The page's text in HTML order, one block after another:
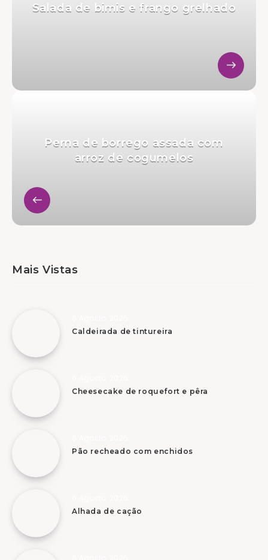
Salada de bimis e frango grelhado
Perna de borrego assada com
arroz de cogumelos
Mais Vistas
Caldeirada de tintureira
Cheesecake de roquefort e pêra
Pão recheado com enchidos
Alhada de cação